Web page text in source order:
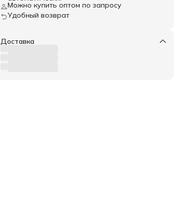
Можно купить оптом по запросу
Удобный возврат
Доставка